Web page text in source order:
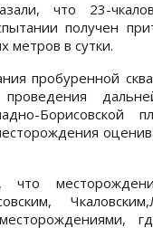
что 23-
получен
метров в сутки.
пробуренной
Борисовской
что